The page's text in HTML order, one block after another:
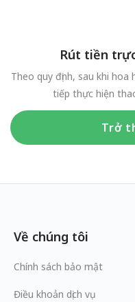
Rút tiền
Theo quy định, sau khi
tiếp thực hiện
Trở
Về chúng tôi
Chính sách bảo mật
Điều khoản dịch vụ